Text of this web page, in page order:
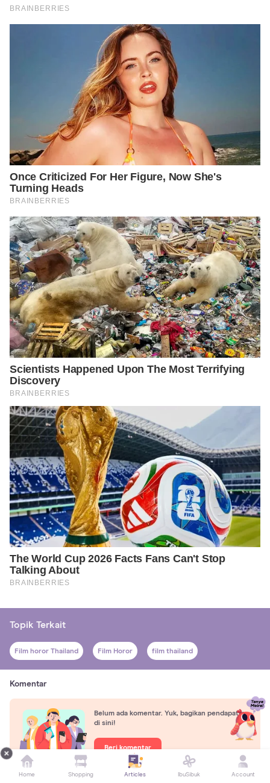
Topik Terkait
Film horor Thailand Film Horor film thailand
Komentar
Belum ada komentar. Yuk, bagikan pendapatmu
di sini!
Beri komentar
Home Shopping Articles IbuSibuk Account